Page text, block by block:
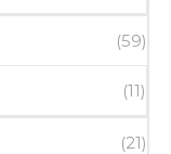
(59)
(11)
(21)